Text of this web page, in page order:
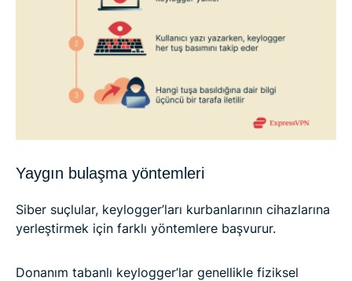
Yaygın bulaşma yöntemleri
Siber suçlular, keylogger’ları kurbanlarının cihazlarına
yerleştirmek için farklı yöntemlere başvurur.
Donanım tabanlı keylogger’lar genellikle fiziksel